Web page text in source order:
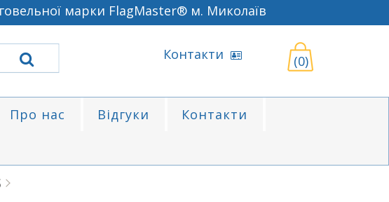
марки FlagMaster® м. Миколаїв
Контакти (0)
Про нас Відгуки
Контакти